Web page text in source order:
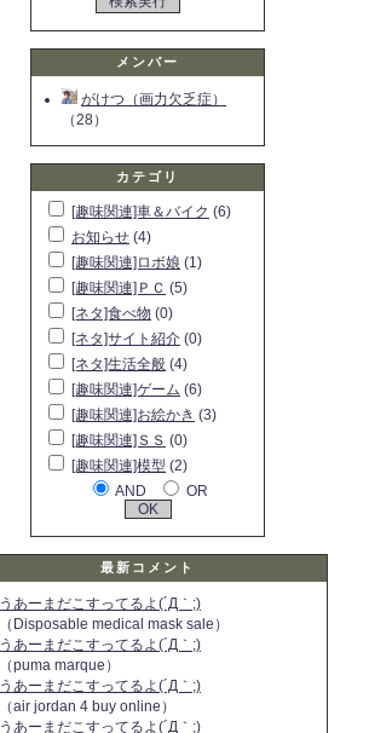
メンバー
がけつ（画力欠乏症）
（28）
カテゴリ
[趣味関連]車＆バイク (6)
お知らせ (4)
[趣味関連]ロボ娘 (1)
[趣味関連]ＰＣ (5)
[ネタ]食べ物 (0)
[ネタ]サイト紹介 (0)
[ネタ]生活全般 (4)
[趣味関連]ゲーム (6)
[趣味関連]お絵かき (3)
[趣味関連]ＳＳ (0)
[趣味関連]模型 (2)
AND
OR
最新コメント
うあーまだこすってるよ(´Д｀;)
（Disposable medical mask sale）
うあーまだこすってるよ(´Д｀;)
（puma marque）
うあーまだこすってるよ(´Д｀;)
（air jordan 4 buy online）
うあーまだこすってるよ(´Д｀;)